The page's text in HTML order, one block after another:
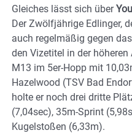
Gleiches lässt sich über
Der Zwölfjährige Edlinger,
auch regelmäßig gegen
den Vizetitel in der
M13 im 5er-Hopp mit
Hazelwood (TSV Bad
holte er noch drei dritte
(7,04sec), 35m-Sprint
Kugelstoßen (6,33m).